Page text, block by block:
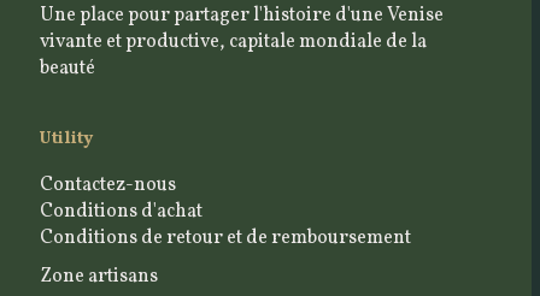
Une place pour partager l'histoire d'une Venise
vivante et productive, capitale mondiale de la
beauté
Utility
Contactez-nous
Conditions d'achat
Conditions de retour et de remboursement
Zone artisans